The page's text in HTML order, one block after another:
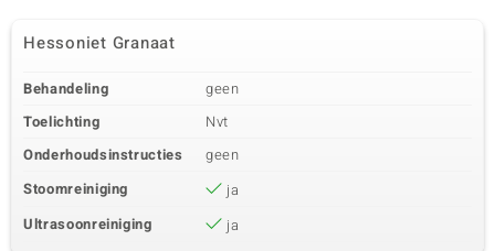
Hessoniet Granaat
Behandeling
geen
Toelichting
Nvt
Onderhoudsinstructies
geen
Stoomreiniging
ja
Ultrasoonreiniging
ja